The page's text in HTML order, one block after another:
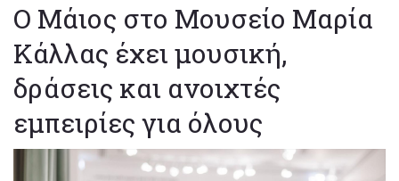
Ο Μάιος στο Μουσείο Μαρία
Κάλλας έχει μουσική,
δράσεις και ανοιχτές
εμπειρίες για όλους